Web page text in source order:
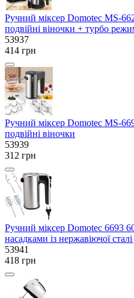
Ручний міксер Domotec MS-
подвійні віночки + турбо
53937
414 грн
Ручний міксер Domotec MS-
подвійні віночки
53939
312 грн
Ручний міксер Domotec 6693
насадками із нержавіючої
53941
418 грн